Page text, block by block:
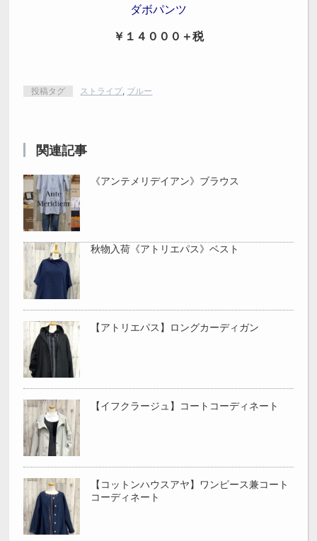
ダボパンツ
￥１４０００＋税
投稿タグ ストライプ, ブルー
関連記事
《アンテメリデイアン》ブラウス
秋物入荷《アトリエパス》ベスト
【アトリエパス】ロングカーディガン
【イフクラージュ】コートコーディネート
【コットンハウスアヤ】ワンピース兼コート
コーディネート